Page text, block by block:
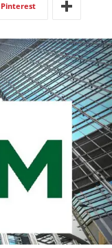
Pinterest